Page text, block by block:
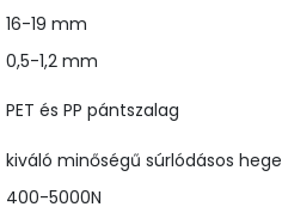
16-19 mm
0,5-1,2 mm
PET és PP pántszalag
kiváló minőségű súrlódásos
400-5000N